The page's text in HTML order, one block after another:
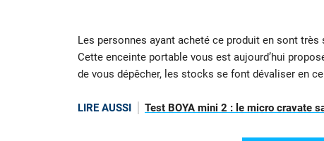
Les personnes ayant acheté ce produit en sont
Cette enceinte portable vous est aujourd’hui
de vous dépêcher, les stocks se font dévaliser en
LIRE AUSSI Test BOYA mini 2 : le micro cravate